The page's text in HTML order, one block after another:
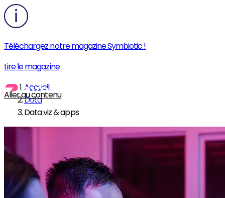
Téléchargez notre magazine Symbiotic !
Lire le magazine
Aller au contenu
Accueil
Data
Data viz & apps